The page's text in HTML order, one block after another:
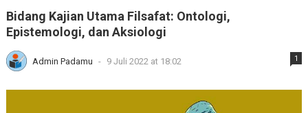
Bidang Kajian Utama Filsafat: Ontologi,
Epistemologi, dan Aksiologi
Admin Padamu - 9 Juli 2022 at 18:02 1